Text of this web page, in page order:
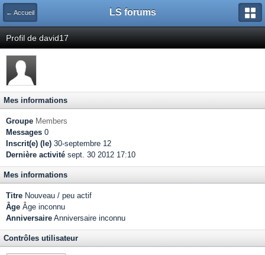
← Accueil LS forums
Profil de david17
Mes informations
Groupe Members
Messages 0
Inscrit(e) (le) 30-septembre 12
Dernière activité sept. 30 2012 17:10
Mes informations
Titre Nouveau / peu actif
Âge Âge inconnu
Anniversaire Anniversaire inconnu
Contrôles utilisateur